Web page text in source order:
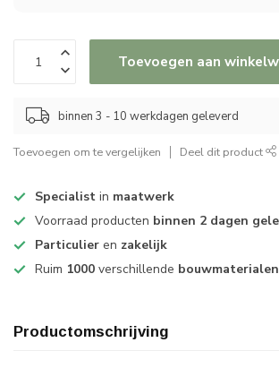
Toevoegen aan
binnen 3 - 10 werkdagen geleverd
Toevoegen om te vergelijken Deel dit product
Specialist in maatwerk
Voorraad producten binnen 2 dagen
Particulier en zakelijk
Ruim 1000 verschillende bouwmaterialen
Productomschrijving